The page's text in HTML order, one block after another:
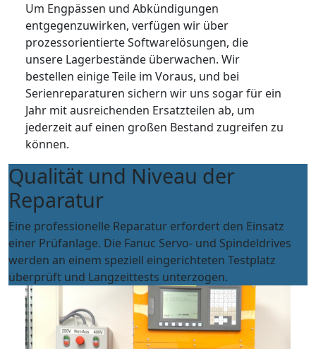
Um Engpässen und Abkündigungen
entgegenzuwirken, verfügen wir über
prozessorientierte Softwarelösungen, die
unsere Lagerbestände überwachen. Wir
bestellen einige Teile im Voraus, und bei
Serienreparaturen sichern wir uns sogar für ein
Jahr mit ausreichenden Ersatzteilen ab, um
jederzeit auf einen großen Bestand zugreifen zu
können.
Qualität und Niveau der
Reparatur
Eine professionelle Reparatur erfordert den Einsatz
einer Prüfanlage. Die Fanuc Servo- und Spindeldrives
werden an einem speziell eingerichteten Testplatz
überprüft und Langzeittests unterzogen.